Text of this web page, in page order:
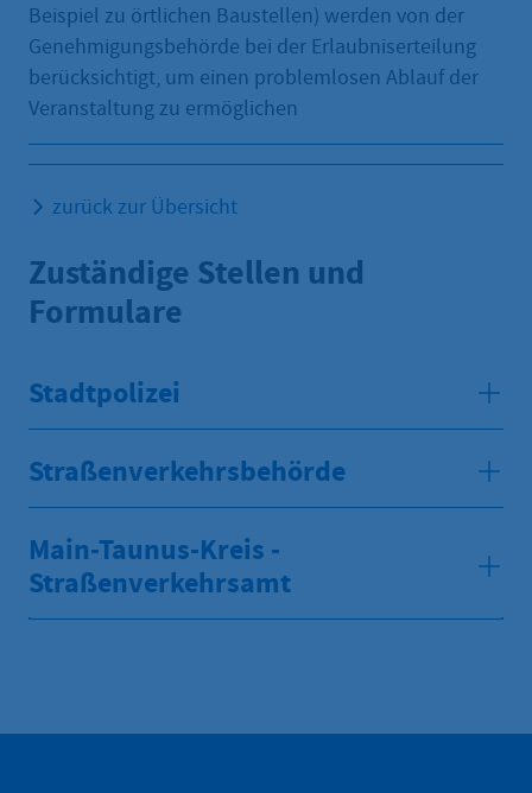
Beispiel zu örtlichen Baustellen) werden von der
Genehmigungsbehörde bei der Erlaubniserteilung
berücksichtigt, um einen problemlosen Ablauf der
Veranstaltung zu ermöglichen
zurück zur Übersicht
Zuständige Stellen und
Formulare
Stadtpolizei
Straßenverkehrsbehörde
Main-Taunus-Kreis -
Straßenverkehrsamt